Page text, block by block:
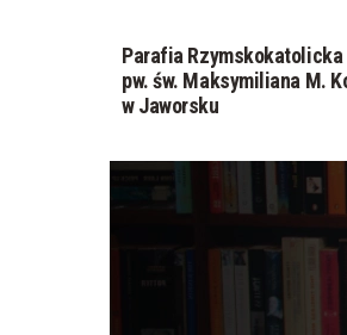
Parafia Rzymskokatolicka
pw. św. Maksymiliana M.
w Jaworsku